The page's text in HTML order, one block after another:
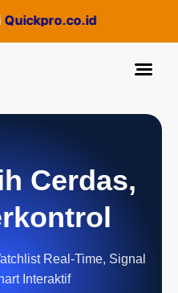
Cerdas,
Real-Time, Signal
Interaktif